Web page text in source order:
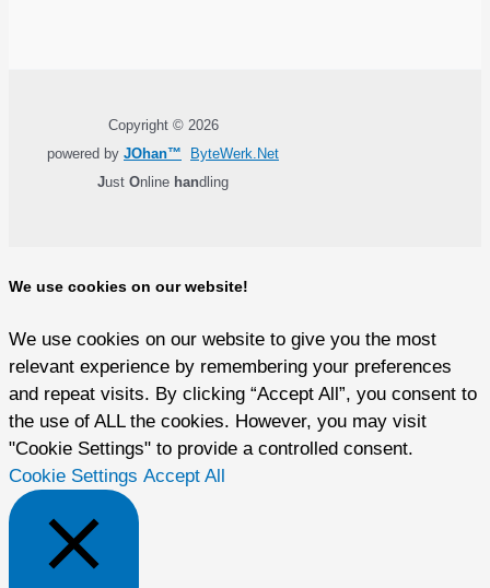
Copyright © 2026
powered by JOhan™
ByteWerk.Net
Just Online handling
We use cookies on our website!
We use cookies on our website to give you the most
relevant experience by remembering your preferences
and repeat visits. By clicking “Accept All”, you consent to
the use of ALL the cookies. However, you may visit
"Cookie Settings" to provide a controlled consent.
Cookie Settings Accept All